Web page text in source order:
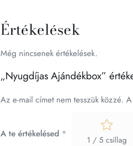
Értékelések
Még nincsenek értékelések.
„Nyugdíjas Ajándékbox”
Az e-mail címet nem tesszük közzé.
A te értékelésed *
1 / 5 csillag